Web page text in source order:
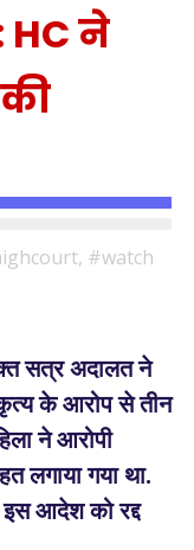
HC ने
#watch
सत्र अदालत ने
के आरोप से तीन
ने आरोपी
लगाया गया था.
इस आदेश को रद्द